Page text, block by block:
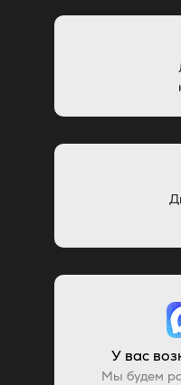
У вас
Мы будем